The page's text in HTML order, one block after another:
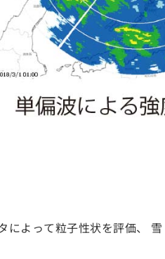
によって粒子性状を評価、